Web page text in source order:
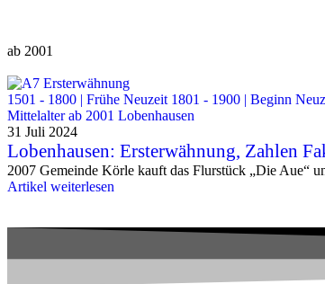
ab 2001
1501 - 1800 | Frühe Neuzeit 1801 - 1900 | Beginn
Mittelalter ab 2001 Lobenhausen
31 Juli 2024
Lobenhausen: Ersterwähnung, Zahlen
2007 Gemeinde Körle kauft das Flurstück „Die Aue“
Artikel weiterlesen